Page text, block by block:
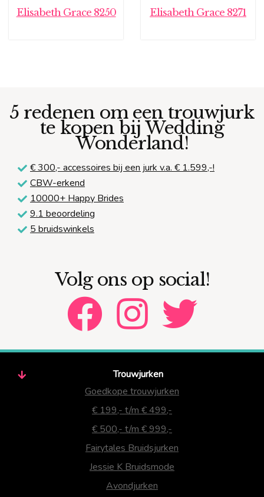
Elisabeth Grace 8250 Elisabeth Grace 8271
5 redenen om een trouwjurk
te kopen bij Wedding
Wonderland!
€ 300,- accessoires bij een jurk v.a. € 1.599,-!
CBW-erkend
10000+ Happy Brides
9.1 beoordeling
5 bruidswinkels
Volg ons op social!
Trouwjurken
Goedkope trouwjurken
€ 199,- t/m € 499,-
€ 500,- t/m € 999,-
Fairytales Bruidsjurken
Jessie K Bruidsmode
Avondjurken